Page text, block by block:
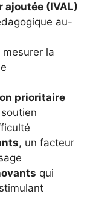
ajoutée (IVAL)
au-
mesurer la
prioritaire
, un facteur
qui